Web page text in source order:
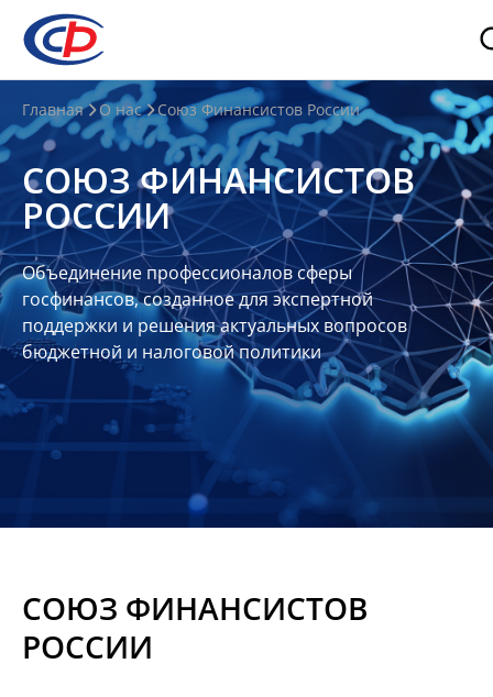
О
нас
О
СФР
Совет
Союза
Участники
Планы
отчеты
Контакты
Материалы
Главная О нас Союз Финансистов России
СОЮЗ ФИНАНСИСТОВ
РОССИИ
Объединение профессионалов сферы
госфинансов, созданное для экспертной
поддержки и решения актуальных вопросов
бюджетной и налоговой политики
СОЮЗ ФИНАНСИСТОВ
РОССИИ